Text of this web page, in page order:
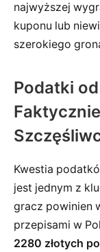
najwyższej
kuponu lub
szerokiego
Podatki
Kwestia
jest jednym z
gracz powinien
przepisami w
2280 złotych